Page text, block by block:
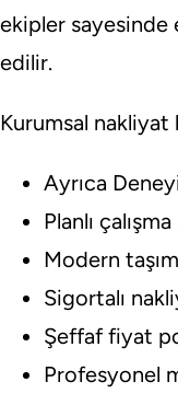
ekipler sayesinde
edilir.
Kurumsal nakliyat
Ayrıca
Planlı
Modern
Sigortalı
Şeffaf fiyat
Profesyonel